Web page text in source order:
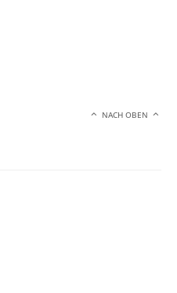
NACH OBEN